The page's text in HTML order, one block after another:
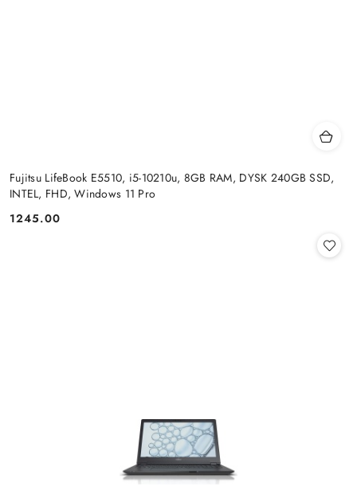
Fujitsu LifeBook E5510, i5-10210u, 8GB RAM, DYSK 240GB SSD,
INTEL, FHD, Windows 11 Pro
Cena:
1245.00